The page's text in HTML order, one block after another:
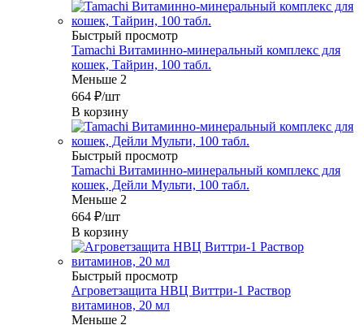
Быстрый просмотр
Tamachi Витаминно-минеральный комплекс для
кошек, Тайрин, 100 табл.
Меньше 2
664 ₽/шт
В корзину
Быстрый просмотр
Tamachi Витаминно-минеральный комплекс для
кошек, Дейли Мульти, 100 табл.
Меньше 2
664 ₽/шт
В корзину
Быстрый просмотр
Агроветзащита НВЦ Виттри-1 Раствор
витаминов, 20 мл
Меньше 2